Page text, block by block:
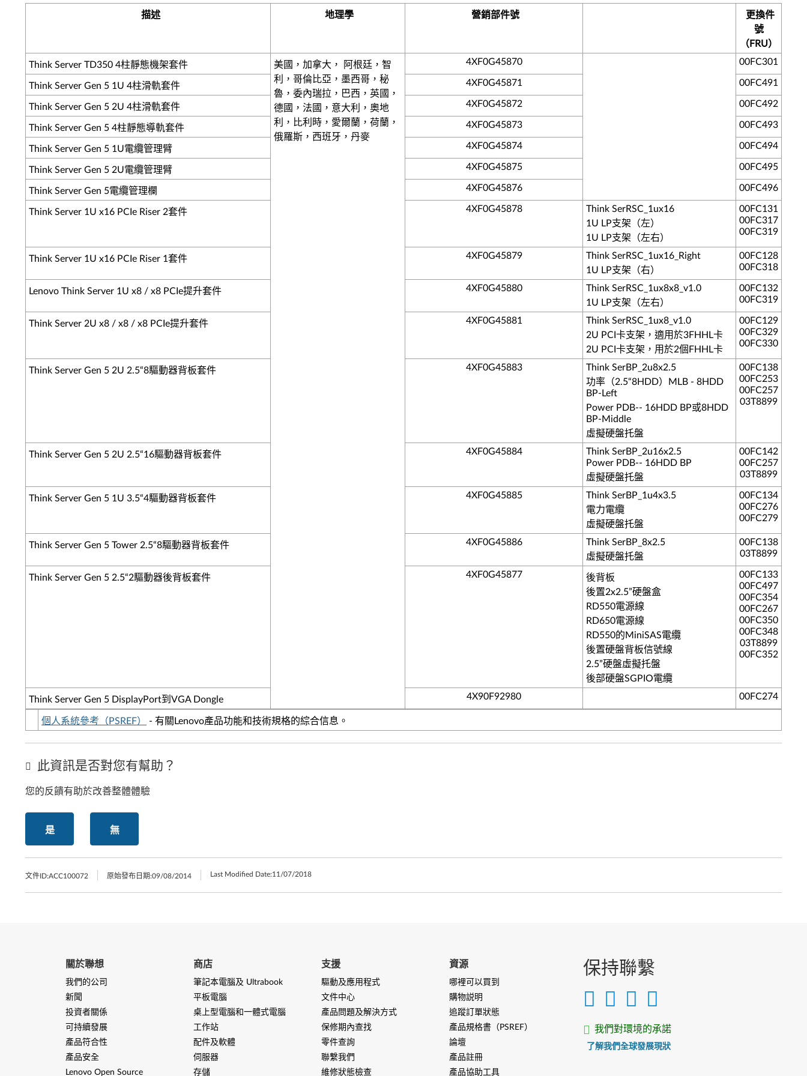
描述 地理學 營銷部件號
更換件
號
（FRU）
Think Server TD350 4柱靜態機架套件
美國，加拿大， 阿根廷，智
利，哥倫比亞，墨西哥，秘
魯，委內瑞拉，巴西，英國，
德國，法國，意大利，奧地
利，比利時，愛爾蘭，荷蘭，
俄羅斯，西班牙，丹麥
4XF0G45870 00FC301
Think Server Gen 5 1U 4柱滑軌套件 4XF0G45871 00FC491
Think Server Gen 5 2U 4柱滑軌套件 4XF0G45872 00FC492
Think Server Gen 5 4柱靜態導軌套件 4XF0G45873 00FC493
Think Server Gen 5 1U電纜管理臂 4XF0G45874 00FC494
Think Server Gen 5 2U電纜管理臂 4XF0G45875 00FC495
Think Server Gen 5電纜管理欄 4XF0G45876 00FC496
Think Server 1U x16 PCIe Riser 2套件 4XF0G45878
Think SerRSC_1ux16
1U LP支架（左）
1U LP支架（左右）
00FC131
00FC317
00FC319
Think Server 1U x16 PCIe Riser 1套件 4XF0G45879
Think SerRSC_1ux16_Right
1U LP支架（右）
00FC128
00FC318
Lenovo Think Server 1U x8 / x8 PCIe提升套件 4XF0G45880
Think SerRSC_1ux8x8_v1.0
1U LP支架（左右）
00FC132
00FC319
Think Server 2U x8 / x8 / x8 PCIe提升套件 4XF0G45881
Think SerRSC_1ux8_v1.0
2U PCI卡支架，適用於3FHHL卡
2U PCI卡支架，用於2個FHHL卡
00FC129
00FC329
00FC330
Think Server Gen 5 2U 2.5“8驅動器背板套件 4XF0G45883
Think SerBP_2u8x2.5
功率（2.5“8HDD）MLB - 8HDD
BP-Left
Power PDB-- 16HDD BP或8HDD
BP-Middle
虛擬硬盤托盤
00FC138
00FC253
00FC257
03T8899
Think Server Gen 5 2U 2.5“16驅動器背板套件 4XF0G45884
Think SerBP_2u16x2.5
Power PDB-- 16HDD BP
虛擬硬盤托盤
00FC142
00FC257
03T8899
Think Server Gen 5 1U 3.5“4驅動器背板套件 4XF0G45885
Think SerBP_1u4x3.5
電力電纜
虛擬硬盤托盤
00FC134
00FC276
00FC279
Think Server Gen 5 Tower 2.5“8驅動器背板套件 4XF0G45886
Think SerBP_8x2.5
虛擬硬盤托盤
00FC138
03T8899
Think Server Gen 5 2.5“2驅動器後背板套件 4XF0G45877
後背板
後置2x2.5”硬盤盒
RD550電源線
RD650電源線
RD550的MiniSAS電纜
後置硬盤背板信號線
2.5”硬盤虛擬托盤
後部硬盤SGPIO電纜
00FC133
00FC497
00FC354
00FC267
00FC350
00FC348
03T8899
00FC352
Think Server Gen 5 DisplayPort到VGA Dongle 4X90F92980 00FC274
個人系統參考（PSREF） - 有關Lenovo產品功能和技術規格的綜合信息。
此資訊是否對您有幫助？
您的反饋有助於改善整體體驗
是 無
文件ID:ACC100072 原始發布日期:09/08/2014 Last Modified Date:11/07/2018
保持聯繫
我們對環境的承諾
了解我們全球發展現狀
關於聯想
我們的公司
新聞
投資者關係
可持續發展
產品符合性
產品安全
Lenovo Open Source
商店
筆記本電腦及 Ultrabook
平板電腦
桌上型電腦和一體式電腦
工作站
配件及軟體
伺服器
存儲
支援
驅動及應用程式
文件中心
產品問題及解決方式
保修期內查找
零件查詢
聯繫我們
維修狀態檢查
資源
哪裡可以買到
購物説明
追蹤訂單狀態
產品規格書（PSREF）
論壇
產品註冊
產品協助工具